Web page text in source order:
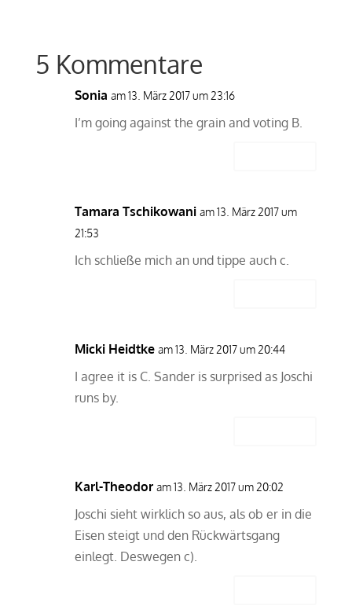
5 Kommentare
Sonia am 13. März 2017 um 23:16
I’m going against the grain and voting B.
Tamara Tschikowani am 13. März 2017 um
21:53
Ich schließe mich an und tippe auch c.
Micki Heidtke am 13. März 2017 um 20:44
I agree it is C. Sander is surprised as Joschi
runs by.
Karl-Theodor am 13. März 2017 um 20:02
Joschi sieht wirklich so aus, als ob er in die
Eisen steigt und den Rückwärtsgang
einlegt. Deswegen c).